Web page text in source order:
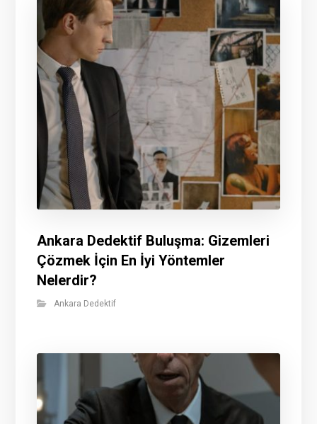
Ankara Dedektif Buluşma: Gizemleri
Çözmek İçin En İyi Yöntemler
Nelerdir?
Ankara Dedektif